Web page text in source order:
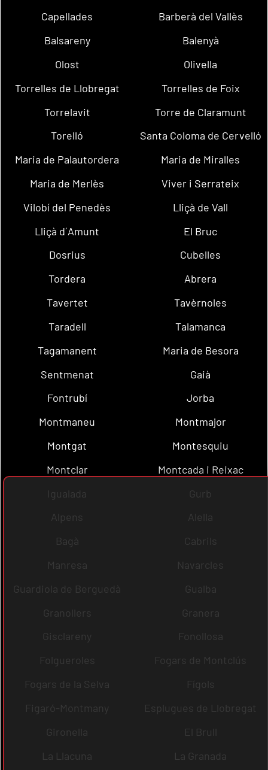
Capellades
Barberà del Vallès
Balsareny
Balenyà
Olost
Olivella
Torrelles de Llobregat
Torrelles de Foix
Torrelavit
Torre de Claramunt
Torelló
Santa Coloma de Cervelló
Maria de Palautordera
Maria de Miralles
Maria de Merlès
Viver i Serrateix
Vilobí del Penedès
Lliçà de Vall
Lliçà d´Amunt
El Bruc
Dosrius
Cubelles
Tordera
Abrera
Tavertet
Tavèrnoles
Taradell
Talamanca
Tagamanent
Maria de Besora
Sentmenat
Gaià
Fontrubí
Jorba
Montmaneu
Montmajor
Montgat
Montesquiu
Montclar
Montcada i Reixac
Igualada
Gurb
Alpens
Alella
Bagà
Cabrils
Manresa
Navarcles
Guardiola de Berguedà
Gualba
Granollers
Granera
Gisclareny
Fonollosa
Folgueroles
Fogars de Montclús
Fogars de la Selva
Fígols
Figaró-Montmany
Esplugues de Llobregat
Gironella
El Brull
La Llacuna
La Granada